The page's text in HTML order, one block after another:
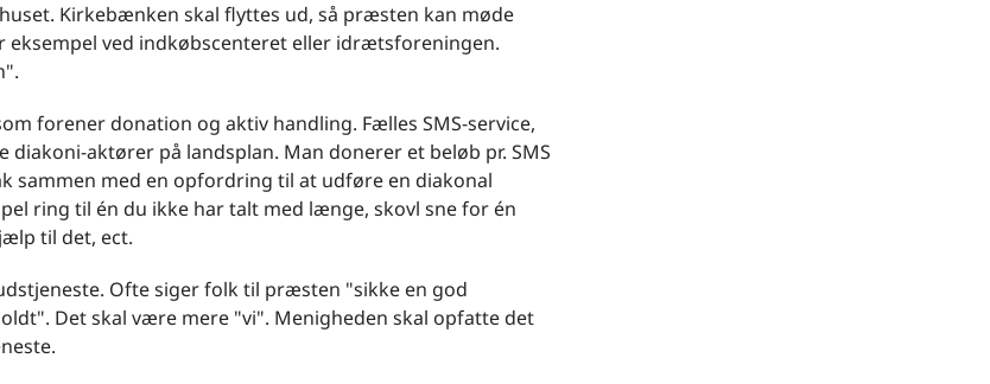
Kirkebænken skal flyttes ud, så præsten kan møde
eksempel ved indkøbscenteret eller idrætsforeningen.
forener donation og aktiv handling. Fælles SMS-service,
diakoni-aktører på landsplan. Man donerer et beløb pr. SMS
sammen med en opfordring til at udføre en diakonal
ring til én du ikke har talt med længe, skovl sne for én
til det, ect.
Ofte siger folk til præsten "sikke en god
Det skal være mere "vi". Menigheden skal opfatte det